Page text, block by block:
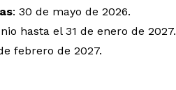
: 30 de mayo de 2026.
hasta el 31 de enero de 2027.
febrero de 2027.